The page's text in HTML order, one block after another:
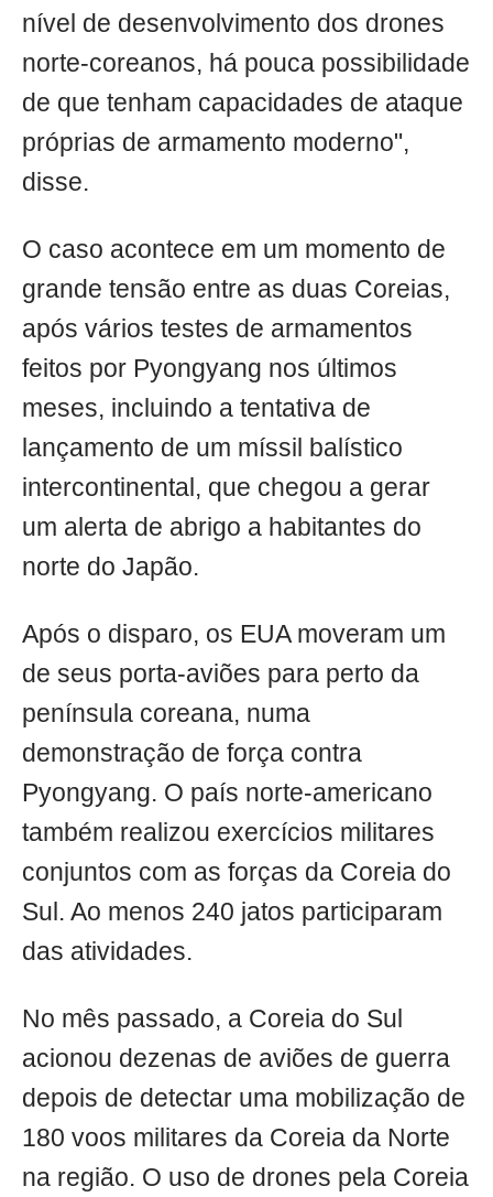
nível de desenvolvimento dos drones
norte-coreanos, há pouca possibilidade
de que tenham capacidades de ataque
próprias de armamento moderno",
disse.
O caso acontece em um momento de
grande tensão entre as duas Coreias,
após vários testes de armamentos
feitos por Pyongyang nos últimos
meses, incluindo a tentativa de
lançamento de um míssil balístico
intercontinental, que chegou a gerar
um alerta de abrigo a habitantes do
norte do Japão.
Após o disparo, os EUA moveram um
de seus porta-aviões para perto da
península coreana, numa
demonstração de força contra
Pyongyang. O país norte-americano
também realizou exercícios militares
conjuntos com as forças da Coreia do
Sul. Ao menos 240 jatos participaram
das atividades.
No mês passado, a Coreia do Sul
acionou dezenas de aviões de guerra
depois de detectar uma mobilização de
180 voos militares da Coreia da Norte
na região. O uso de drones pela Coreia